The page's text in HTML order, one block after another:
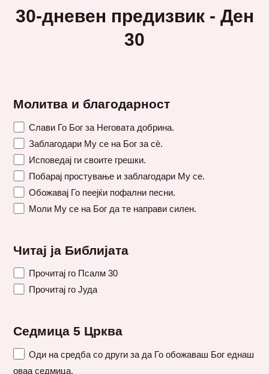
30-дневен предизвик - Ден
30
Молитва и благодарност
Слави Го Бог за Неговата добрина.
Заблагодари Му се на Бог за сè.
Исповедај ги своите грешки.
Побарај простување и заблагодари Му се.
Обожавај Го пеејќи пофални песни.
Моли Му се на Бог да те направи силен.
Читај ја Библијата
Прочитај го Псалм 30
Прочитај го Јуда
Седмица 5 Црква
Оди на средба со други за да Го обожаваш Бог еднаш
оваа седмица.